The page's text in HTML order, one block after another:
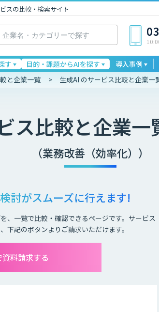
スの比較・検索サイト
す 目的・課題からAIを探す 導入事例
と企業一覧 生成AI のサービス比較と企業一
ス比較と企業一
（業務改善（効率化））
討がスムーズに行えます!
、一覧で比較・確認できるページです。サービス
下記のボタンよりご請求いただけます。
料請求する